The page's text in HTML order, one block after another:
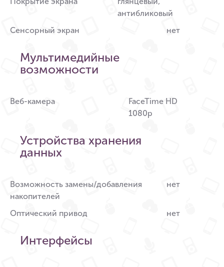
антибликовый
Сенсорный экран
нет
Мультимедийные
возможности
Веб-камера
FaceTime HD
1080p
Устройства хранения
данных
Возможность замены/добавления
накопителей
нет
Оптический привод нет
Интерфейсы